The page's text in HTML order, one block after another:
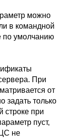
можно
в командной
по умолчанию
При
от
задать только
строке при
пуст,
не